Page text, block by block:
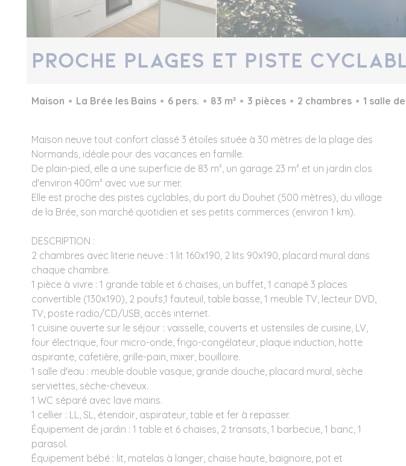
Proche plages et piste
Maison La Brée les Bains 6 pers. 83 m² 3 pièces 2 chambres 1 salle
Maison neuve tout confort classé 3 étoiles située à 30 mètres de la plage des
Normands, idéale pour des vacances en famille.
De plain-pied, elle a une superficie de 83 m², un garage 23 m² et un jardin clos
d'environ 400m² avec vue sur mer.
Elle est proche des pistes cyclables, du port du Douhet (500 mètres), du village
de la Brée, son marché quotidien et ses petits commerces (environ 1 km).
DESCRIPTION :
2 chambres avec literie neuve : 1 lit 160x190, 2 lits 90x190, placard mural dans
chaque chambre.
1 pièce à vivre : 1 grande table et 6 chaises, un buffet, 1 canapé 3 places
convertible (130x190), 2 poufs,1 fauteuil, table basse, 1 meuble TV, lecteur DVD,
TV, poste radio/CD/USB, accès internet.
1 cuisine ouverte sur le séjour : vaisselle, couverts et ustensiles de cuisine, LV,
four électrique, four micro-onde, frigo-congélateur, plaque induction, hotte
aspirante, cafetière, grille-pain, mixer, bouilloire.
1 salle d'eau : meuble double vasque, grande douche, placard mural, sèche
serviettes, sèche-cheveux.
1 WC séparé avec lave mains.
1 cellier : LL, SL, étendoir, aspirateur, table et fer à repasser.
Équipement de jardin : 1 table et 6 chaises, 2 transats, 1 barbecue, 1 banc, 1
parasol.
Équipement bébé : lit, matelas à langer, chaise haute, baignoire, pot et